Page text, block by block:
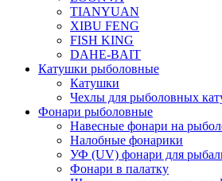
TIANYUAN
XIBU FENG
FISH KING
DAHE-BAIT
Катушки рыболовные
Катушки
Чехлы для рыболовных
Фонари рыболовные
Навесные фонари на
Налобные фонарики
УФ (UV) фонари для
Фонари в палатку